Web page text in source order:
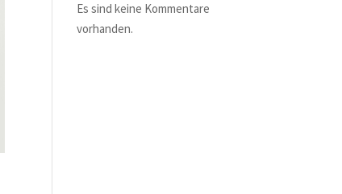
Es sind keine Kommentare
vorhanden.